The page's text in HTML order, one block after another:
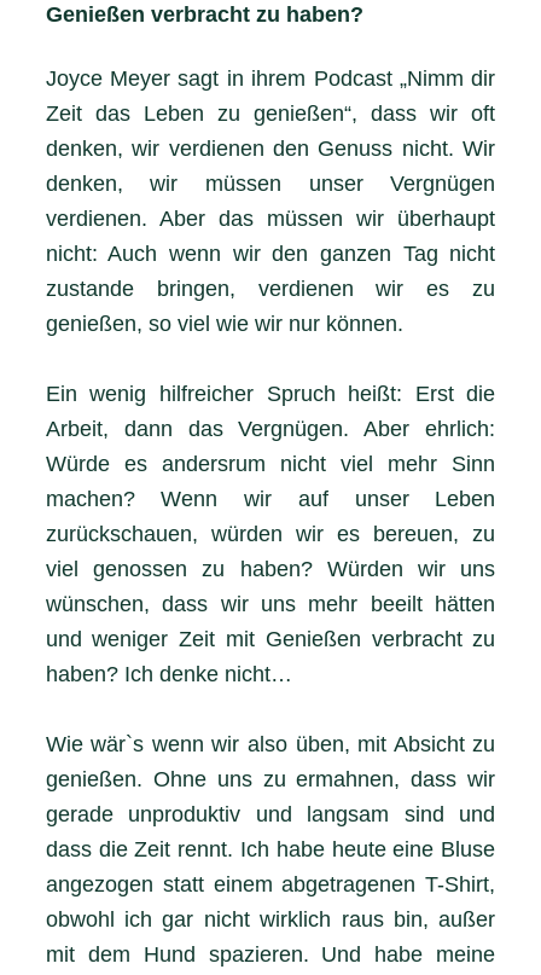
Genießen verbracht zu haben?
Joyce Meyer sagt in ihrem Podcast „Nimm dir
Zeit das Leben zu genießen“, dass wir oft
denken, wir verdienen den Genuss nicht. Wir
denken, wir müssen unser Vergnügen
verdienen. Aber das müssen wir überhaupt
nicht: Auch wenn wir den ganzen Tag nicht
zustande bringen, verdienen wir es zu
genießen, so viel wie wir nur können.
Ein wenig hilfreicher Spruch heißt: Erst die
Arbeit, dann das Vergnügen. Aber ehrlich:
Würde es andersrum nicht viel mehr Sinn
machen? Wenn wir auf unser Leben
zurückschauen, würden wir es bereuen, zu
viel genossen zu haben? Würden wir uns
wünschen, dass wir uns mehr beeilt hätten
und weniger Zeit mit Genießen verbracht zu
haben? Ich denke nicht…
Wie wär`s wenn wir also üben, mit Absicht zu
genießen. Ohne uns zu ermahnen, dass wir
gerade unproduktiv und langsam sind und
dass die Zeit rennt. Ich habe heute eine Bluse
angezogen statt einem abgetragenen T-Shirt,
obwohl ich gar nicht wirklich raus bin, außer
mit dem Hund spazieren. Und habe meine